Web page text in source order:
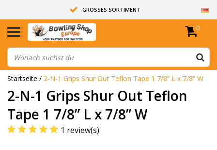
GROSSES SORTIMENT
14 TAGE RÜCKGABERECHT
ALLE BOWLINGKUGELN SIND UNGEBOHRT
0
Startseite / 2-N-1 Grips Shur Out Teflon Tape 1 7/8” L x 7/8” W
2-N-1 Grips Shur Out Teflon
Tape 1 7/8” L x 7/8” W
1 review(s)